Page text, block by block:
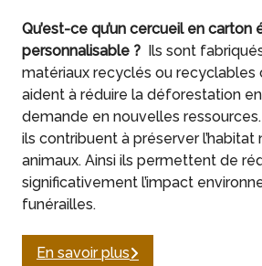
Qu’est-ce qu’un cercueil en
personnalisable ? Ils sont
matériaux recyclés ou recyclables
aident à réduire la déforestation
demande en nouvelles
ils contribuent à préserver l’habitat
animaux. Ainsi ils permettent de
significativement l’impact
funérailles.
En savoir plus